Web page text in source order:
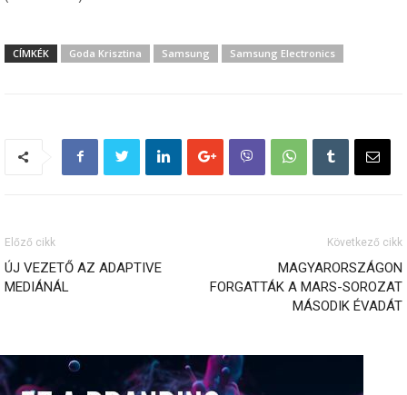
CÍMKÉK Goda Krisztina Samsung Samsung Electronics
Előző cikk
ÚJ VEZETŐ AZ ADAPTIVE
MEDIÁNÁL
Következő cikk
MAGYARORSZÁGON
FORGATTÁK A MARS-SOROZAT
MÁSODIK ÉVADÁT